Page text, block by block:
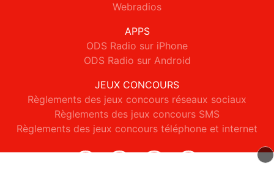
Webradios
APPS
ODS Radio sur iPhone
ODS Radio sur Android
JEUX CONCOURS
Règlements des jeux concours réseaux sociaux
Règlements des jeux concours SMS
Règlements des jeux concours téléphone et internet